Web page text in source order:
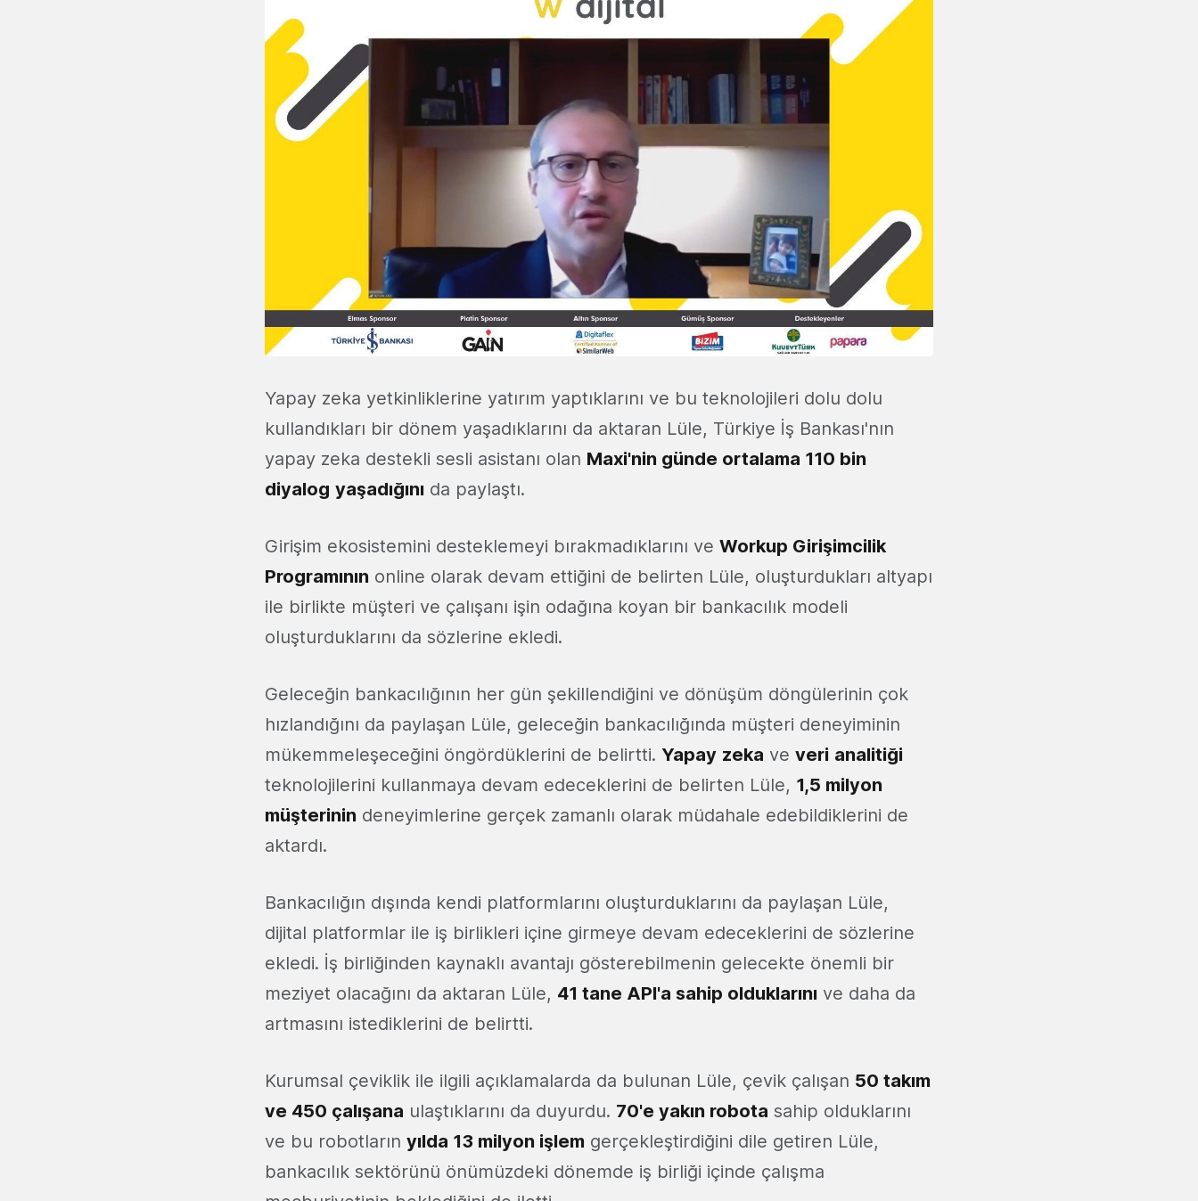
Yapay zeka yetkinliklerine yatırım yaptıklarını ve bu teknolojileri dolu dolu
kullandıkları bir dönem yaşadıklarını da aktaran Lüle, Türkiye İş Bankası'nın
yapay zeka destekli sesli asistanı olan Maxi'nin günde ortalama 110 bin
diyalog yaşadığını da paylaştı.
Girişim ekosistemini desteklemeyi bırakmadıklarını ve Workup Girişimcilik
Programının online olarak devam ettiğini de belirten Lüle, oluşturdukları altyapı
ile birlikte müşteri ve çalışanı işin odağına koyan bir bankacılık modeli
oluşturduklarını da sözlerine ekledi.
Geleceğin bankacılığının her gün şekillendiğini ve dönüşüm döngülerinin çok
hızlandığını da paylaşan Lüle, geleceğin bankacılığında müşteri deneyiminin
mükemmeleşeceğini öngördüklerini de belirtti. Yapay zeka ve veri analitiği
teknolojilerini kullanmaya devam edeceklerini de belirten Lüle, 1,5 milyon
müşterinin deneyimlerine gerçek zamanlı olarak müdahale edebildiklerini de
aktardı.
Bankacılığın dışında kendi platformlarını oluşturduklarını da paylaşan Lüle,
dijital platformlar ile iş birlikleri içine girmeye devam edeceklerini de sözlerine
ekledi. İş birliğinden kaynaklı avantajı gösterebilmenin gelecekte önemli bir
meziyet olacağını da aktaran Lüle, 41 tane API'a sahip olduklarını ve daha da
artmasını istediklerini de belirtti.
Kurumsal çeviklik ile ilgili açıklamalarda da bulunan Lüle, çevik çalışan 50 takım
ve 450 çalışana ulaştıklarını da duyurdu. 70'e yakın robota sahip olduklarını
ve bu robotların yılda 13 milyon işlem gerçekleştirdiğini dile getiren Lüle,
bankacılık sektörünü önümüzdeki dönemde iş birliği içinde çalışma